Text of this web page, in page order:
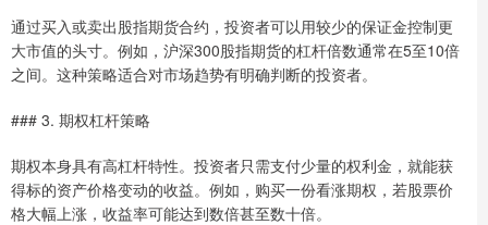
通过买入或卖出股指期货合约，投资者可以用较少的保证金控制更
大市值的头寸。例如，沪深300股指期货的杠杆倍数通常在5至10倍
之间。这种策略适合对市场趋势有明确判断的投资者。
### 3. 期权杠杆策略
期权本身具有高杠杆特性。投资者只需支付少量的权利金，就能获
得标的资产价格变动的收益。例如，购买一份看涨期权，若股票价
格大幅上涨，收益率可能达到数倍甚至数十倍。